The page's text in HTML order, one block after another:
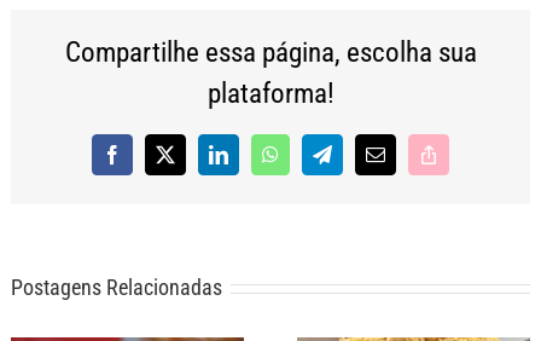
Compartilhe essa página, escolha sua
plataforma!
Facebook
X LinkedInWhatsAppTelegram
E-
Copy
Postagens Relacionadas